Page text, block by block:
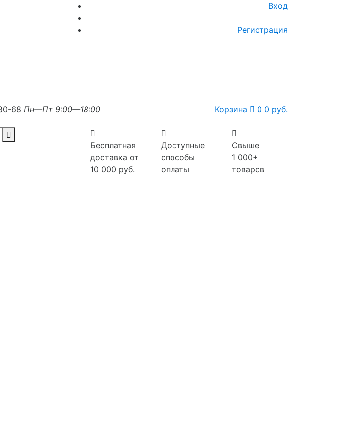
Вход
Регистрация
68 Пн—Пт 9:00—18:00
Корзина 0 0 руб.
Бесплатная
доставка от
10 000 руб.
Доступные
способы
оплаты
Свыше
1 000+
товаров